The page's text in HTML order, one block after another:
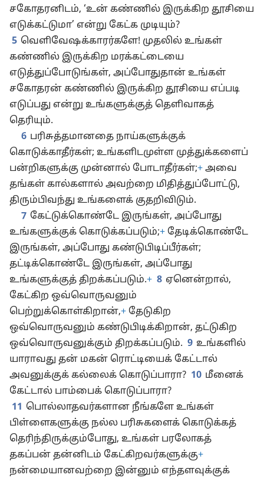
சகோதரனிடம், ‘உன் கண்ணில் இருக்கிற தூசியை
எடுக்கட்டுமா’ என்று கேட்க முடியும்?
5 வெளிவேஷக்காரர்களே! முதலில் உங்கள்
கண்ணில் இருக்கிற மரக்கட்டையை
எடுத்துப்போடுங்கள், அப்போதுதான் உங்கள்
சகோதரன் கண்ணில் இருக்கிற தூசியை எப்படி
எடுப்பது என்று உங்களுக்குத் தெளிவாகத்
தெரியும்.
6 பரிசுத்தமானதை நாய்களுக்குக்
கொடுக்காதீர்கள்; உங்களிடமுள்ள முத்துக்களைப்
பன்றிகளுக்கு முன்னால் போடாதீர்கள்;+ அவை
தங்கள் கால்களால் அவற்றை மிதித்துப்போட்டு,
திரும்பிவந்து உங்களைக் குதறிவிடும்.
7 கேட்டுக்கொண்டே இருங்கள், அப்போது
உங்களுக்குக் கொடுக்கப்படும்;+ தேடிக்கொண்டே
இருங்கள், அப்போது கண்டுபிடிப்பீர்கள்;
தட்டிக்கொண்டே இருங்கள், அப்போது
உங்களுக்குத் திறக்கப்படும்.+ 8 ஏனென்றால்,
கேட்கிற ஒவ்வொருவனும்
பெற்றுக்கொள்கிறான்,+ தேடுகிற
ஒவ்வொருவனும் கண்டுபிடிக்கிறான், தட்டுகிற
ஒவ்வொருவனுக்கும் திறக்கப்படும். 9 உங்களில்
யாராவது தன் மகன் ரொட்டியைக் கேட்டால்
அவனுக்குக் கல்லைக் கொடுப்பாரா? 10 மீனைக்
கேட்டால் பாம்பைக் கொடுப்பாரா?
11 பொல்லாதவர்களான நீங்களே உங்கள்
பிள்ளைகளுக்கு நல்ல பரிசுகளைக் கொடுக்கத்
தெரிந்திருக்கும்போது, உங்கள் பரலோகத்
தகப்பன் தன்னிடம் கேட்கிறவர்களுக்கு+
நன்மையானவற்றை இன்னும் எந்தளவுக்குக்